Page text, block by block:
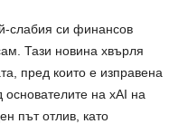
слабия си финансов
Тази новина хвърля
пред които е изправена
на xAI на
път отлив, като